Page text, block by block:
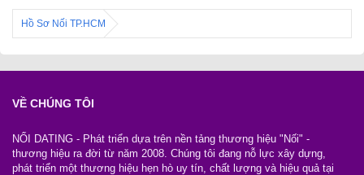
Hồ Sơ Nối TP.HCM
VỀ CHÚNG TÔI
NỐI DATING - Phát triển dựa trên nền tảng thương hiệu "Nối" -
thương hiệu ra đời từ năm 2008. Chúng tôi đang nỗ lực xây dựng,
phát triển một thương hiệu hẹn hò uy tín, chất lượng và hiệu quả tại